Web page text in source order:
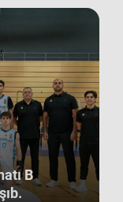
olan millimiz,
ci pillədə başa vurub.
basketbol
kimi də statistikaya
yarışın tam
adi bir
də,
yer aldığı qrupun
səviyyəsi bu
nəticə olmadığını
qrup mərhələsində
komandaların
yekun
sübut edir. Belə ki,
rəqibimiz olan
B